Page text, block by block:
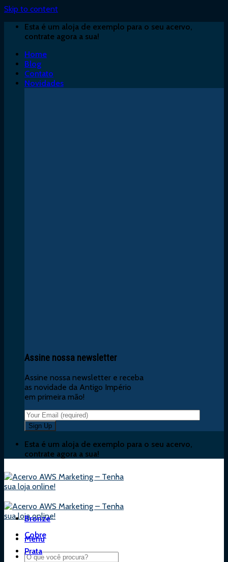
Skip to content
Esta é um aloja de exemplo para o seu acervo,
contrate agora a sua!
Home
Blog
Contato
Novidades
Assine nossa newsletter
Assine nossa newsletter e receba
as novidade da Antigo Império
em primeira mão!
Esta é um aloja de exemplo para o seu acervo,
contrate agora a sua!
Menu
Bronze
Cobre
Prata